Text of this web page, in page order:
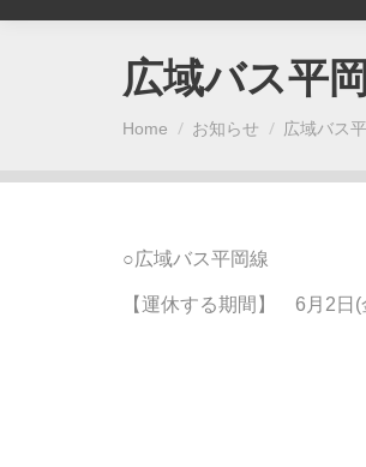
広域バス平
You are here:
Home お知らせ 広域バス
○広域バス平岡線
【運休する期間】 6月2日(